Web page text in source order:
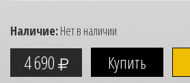
Наличие:Нет в наличии
4 690